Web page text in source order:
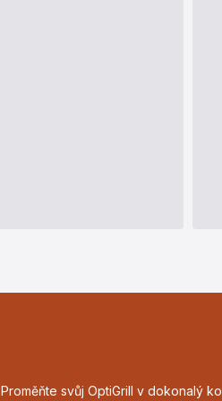
Proměňte svůj OptiGrill v dokonalý